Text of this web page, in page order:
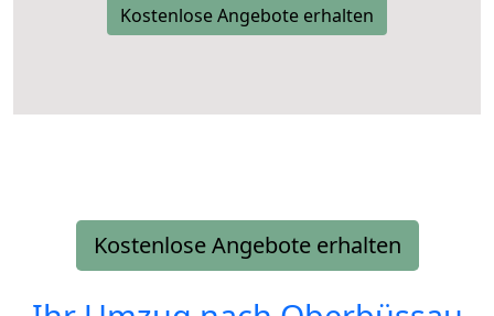
Kostenlose Angebote erhalten
Kostenlose Angebote erhalten